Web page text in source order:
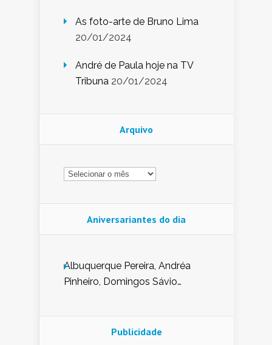
As foto-arte de Bruno Lima
20/01/2024
André de Paula hoje na TV
Tribuna 20/01/2024
Arquivo
Arquivo
Aniversariantes do dia
Albuquerque Pereira, Andréa
Pinheiro, Domingos Sávio
Nunes de Sena, Fátima Peixoto,
Publicidade